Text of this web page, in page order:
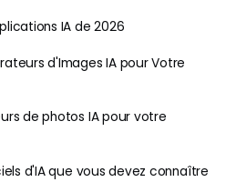
IA de 2026
d'Images IA pour Votre
de photos IA pour votre
d'IA que vous devez connaître